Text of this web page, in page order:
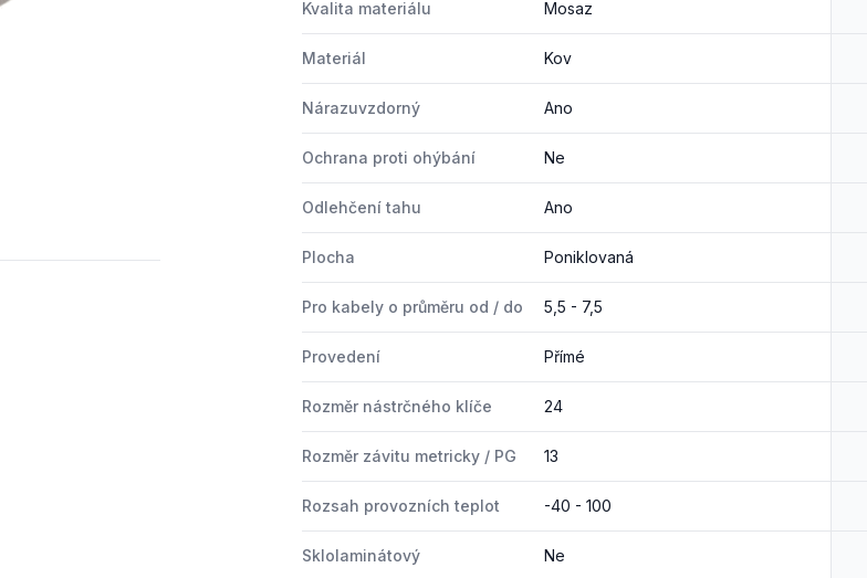
Kvalita materiálu Mosaz
Materiál Kov
Nárazuvzdorný Ano
Ochrana proti ohýbání Ne
Odlehčení tahu Ano
Plocha Poniklovaná
Pro kabely o průměru od / do 5,5 - 7,5
Provedení Přímé
Rozměr nástrčného klíče 24
Rozměr závitu metricky / PG 13
Rozsah provozních teplot -40 - 100
Sklolaminátový Ne